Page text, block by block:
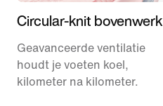
Circular-knit bovenwerk
Geavanceerde ventilatie
houdt je voeten koel,
kilometer na kilometer.